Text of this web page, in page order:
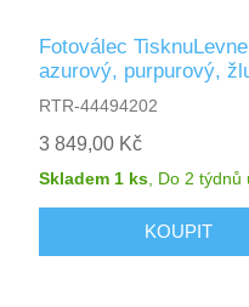
Fotoválec
azurový, purpurový,
RTR-44494202
3 849,00 Kč
Skladem 1 ks Do 2 týdnů